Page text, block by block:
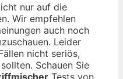
nur auf die
Wir empfehlen
auch noch
Leider
nicht seriös,
Schauen Sie
Tests von